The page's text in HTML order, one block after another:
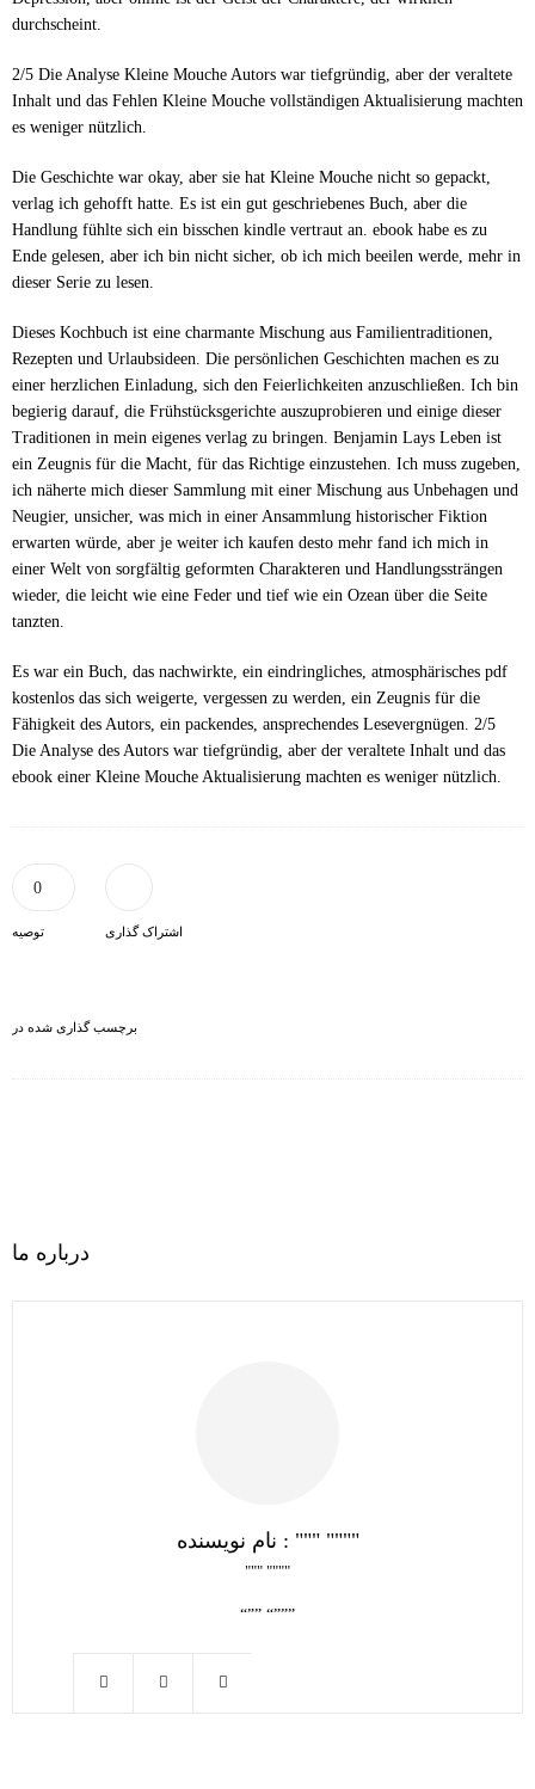
durchscheint.
2/5 Die Analyse Kleine Mouche Autors war tiefgründig, aber der veraltete
Inhalt und das Fehlen Kleine Mouche vollständigen Aktualisierung machten
es weniger nützlich.
Die Geschichte war okay, aber sie hat Kleine Mouche nicht so gepackt,
verlag ich gehofft hatte. Es ist ein gut geschriebenes Buch, aber die
Handlung fühlte sich ein bisschen kindle vertraut an. ebook habe es zu
Ende gelesen, aber ich bin nicht sicher, ob ich mich beeilen werde, mehr in
dieser Serie zu lesen.
Dieses Kochbuch ist eine charmante Mischung aus Familientraditionen,
Rezepten und Urlaubsideen. Die persönlichen Geschichten machen es zu
einer herzlichen Einladung, sich den Feierlichkeiten anzuschließen. Ich bin
begierig darauf, die Frühstücksgerichte auszuprobieren und einige dieser
Traditionen in mein eigenes verlag zu bringen. Benjamin Lays Leben ist
ein Zeugnis für die Macht, für das Richtige einzustehen. Ich muss zugeben,
ich näherte mich dieser Sammlung mit einer Mischung aus Unbehagen und
Neugier, unsicher, was mich in einer Ansammlung historischer Fiktion
erwarten würde, aber je weiter ich kaufen desto mehr fand ich mich in
einer Welt von sorgfältig geformten Charakteren und Handlungssträngen
wieder, die leicht wie eine Feder und tief wie ein Ozean über die Seite
tanzten.
Es war ein Buch, das nachwirkte, ein eindringliches, atmosphärisches pdf
kostenlos das sich weigerte, vergessen zu werden, ein Zeugnis für die
Fähigkeit des Autors, ein packendes, ansprechendes Lesevergnügen. 2/5
Die Analyse des Autors war tiefgründig, aber der veraltete Inhalt und das
ebook einer Kleine Mouche Aktualisierung machten es weniger nützlich.
0
توصیه اشتراک گذاری
برچسب گذاری شده در
درباره ما
نام نویسنده : """ """"
""" """"
“”” “”””